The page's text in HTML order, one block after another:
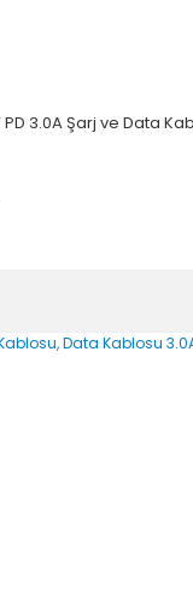
PD 3.0A Şarj ve Data